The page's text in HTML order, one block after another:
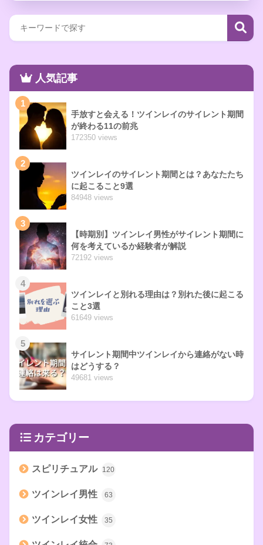
人気記事
1
手放すと会える！ツインレイのサイレント期間
が終わる11の前兆
172350 views
2
ツインレイのサイレント期間とは？あなたたち
に起こること9選
84948 views
3
【時期別】ツインレイ男性がサイレント期間に
何を考えているか経験者が解説
72192 views
4
ツインレイと別れる理由は？別れた後に起こる
こと3選
61649 views
5
サイレント期間中ツインレイから連絡がない時
はどうする？
49681 views
カテゴリー
スピリチュアル 120
ツインレイ男性 63
ツインレイ女性 35